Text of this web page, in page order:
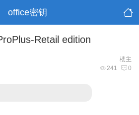
office密钥
Retail edition
楼主
241 0